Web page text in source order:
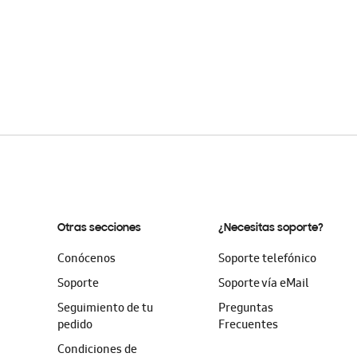
Otras secciones
Conócenos
Soporte
Seguimiento de tu
pedido
Condiciones de
¿Necesitas soporte?
Soporte telefónico
Soporte vía eMail
Preguntas
Frecuentes